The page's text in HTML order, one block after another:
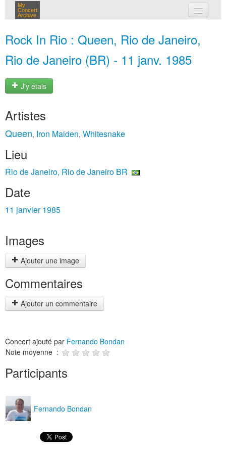
My
Concert
Archive
Rock In Rio : Queen, Rio de Janeiro,
Rio de Janeiro (BR) - 11 janv. 1985
J'y étais
Artistes
Queen, Iron Maiden, Whitesnake
Lieu
Rio de Janeiro, Rio de Janeiro BR
Date
11 janvier 1985
Images
Ajouter une image
Commentaires
Ajouter un commentaire
Concert ajouté par Fernando Bondan
Note moyenne :
Participants
Fernando Bondan